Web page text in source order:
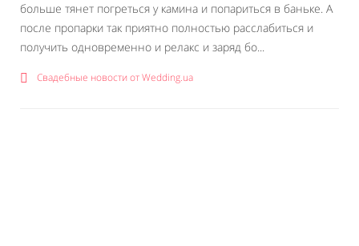
больше тянет погреться у камина и попариться в баньке. А
после пропарки так приятно полностью расслабиться и
получить одновременно и релакс и заряд бо...
Свадебные новости от Wedding.ua